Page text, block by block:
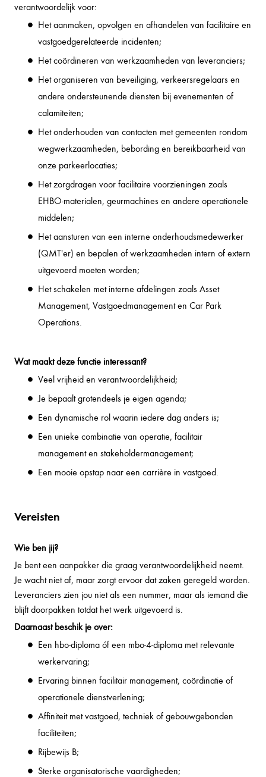
verantwoordelijk voor:
Het aanmaken, opvolgen en afhandelen van facilitaire en
vastgoedgerelateerde incidenten;
Het coördineren van werkzaamheden van leveranciers;
Het organiseren van beveiliging, verkeersregelaars en
andere ondersteunende diensten bij evenementen of
calamiteiten;
Het onderhouden van contacten met gemeenten rondom
wegwerkzaamheden, bebording en bereikbaarheid van
onze parkeerlocaties;
Het zorgdragen voor facilitaire voorzieningen zoals
EHBO-materialen, geurmachines en andere operationele
middelen;
Het aansturen van een interne onderhoudsmedewerker
(QMT'er) en bepalen of werkzaamheden intern of extern
uitgevoerd moeten worden;
Het schakelen met interne afdelingen zoals Asset
Management, Vastgoedmanagement en Car Park
Operations.
Wat maakt deze functie interessant?
Veel vrijheid en verantwoordelijkheid;
Je bepaalt grotendeels je eigen agenda;
Een dynamische rol waarin iedere dag anders is;
Een unieke combinatie van operatie, facilitair
management en stakeholdermanagement;
Een mooie opstap naar een carrière in vastgoed.
Vereisten
Wie ben jij?
Je bent een aanpakker die graag verantwoordelijkheid neemt.
Je wacht niet af, maar zorgt ervoor dat zaken geregeld worden.
Leveranciers zien jou niet als een nummer, maar als iemand die
blijft doorpakken totdat het werk uitgevoerd is.
Daarnaast beschik je over:
Een hbo-diploma óf een mbo-4-diploma met relevante
werkervaring;
Ervaring binnen facilitair management, coördinatie of
operationele dienstverlening;
Affiniteit met vastgoed, techniek of gebouwgebonden
faciliteiten;
Rijbewijs B;
Sterke organisatorische vaardigheden;